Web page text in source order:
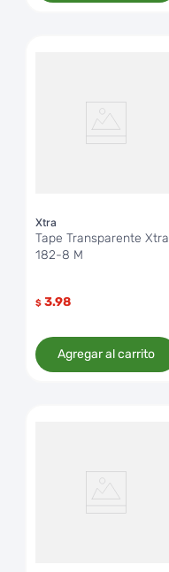
Xtra
Tape Transparente Xtra
182-8 M
$ 3.98
Agregar al carrito